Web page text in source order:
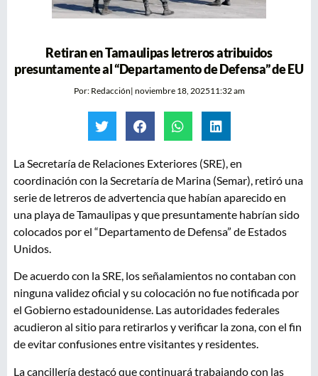
Retiran en Tamaulipas letreros atribuidos
presuntamente al “Departamento de Defensa” de EU
Por:Redacción| noviembre 18, 202511:32 am
La Secretaría de Relaciones Exteriores (SRE), en
coordinación con la Secretaría de Marina (Semar), retiró una
serie de letreros de advertencia que habían aparecido en
una playa de Tamaulipas y que presuntamente habrían sido
colocados por el “Departamento de Defensa” de Estados
Unidos.
De acuerdo con la SRE, los señalamientos no contaban con
ninguna validez oficial y su colocación no fue notificada por
el Gobierno estadounidense. Las autoridades federales
acudieron al sitio para retirarlos y verificar la zona, con el fin
de evitar confusiones entre visitantes y residentes.
La cancillería destacó que continuará trabajando con las